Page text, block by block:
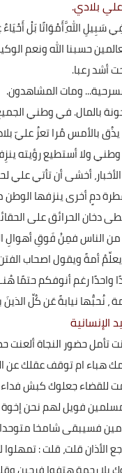
بلادي.
سَبِيلِ اللَّهِ أَمْوَاتًا بَلْ
حسبنا الله ونعم
أشد رعبا.
ومات المشاهدون.
بالمال. في وطني
بالأمس مُرا تعزُ عليّ
ولا أستطيع رؤيته
أخشى أن تأتي
دمٍ أخرى ينزفها
الحرائق على
الناس فمِنْ فَوقِ أهوالِ
أمةً ويقول اصحاب
رغم أنوفكم حتمًا
، نُحبُّها نيابةً عَن كُلِّ
الإنسانية
تأمل حضور النجاة
هباء ام توقف عقلك
للقضاء جعلوك كبش
فويل لهم نحن
فسيبقى شامخا
قلت، قلت :